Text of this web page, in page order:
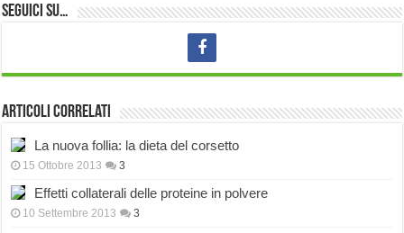
Seguici su…
Articoli correlati
La nuova follia: la dieta del corsetto
15 Ottobre 2013 3
Effetti collaterali delle proteine in polvere
10 Settembre 2013 3